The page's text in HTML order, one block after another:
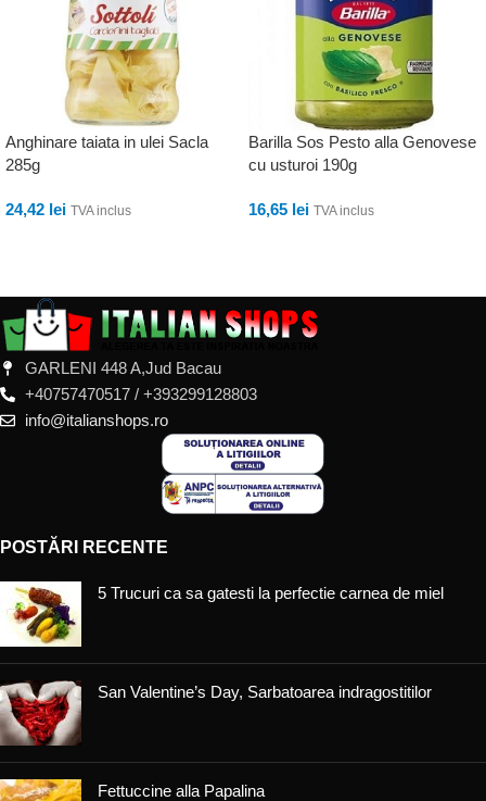
Anghinare taiata in ulei Sacla
285g
24,42 lei TVA inclus
Barilla Sos Pesto alla Genovese
cu usturoi 190g
16,65 lei TVA inclus
GARLENI 448 A,Jud Bacau
+40757470517 / +393299128803
info@italianshops.ro
POSTĂRI RECENTE
5 Trucuri ca sa gatesti la perfectie carnea de miel
San Valentine’s Day, Sarbatoarea indragostitilor
Fettuccine alla Papalina